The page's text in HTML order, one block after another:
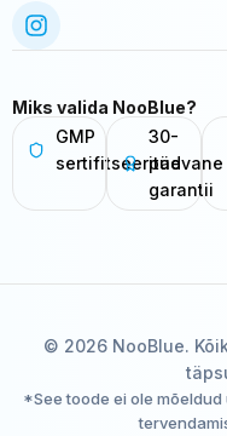
Miks valida NooBlue?
GMP
sertifitseeritud
30-
päevane
garantii
© 2026 NooBlue.
*See toode ei ole